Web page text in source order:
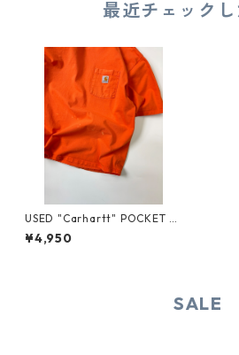
最近チェック
USED "Carhartt" POCKET T
EE
¥4,950
SALE